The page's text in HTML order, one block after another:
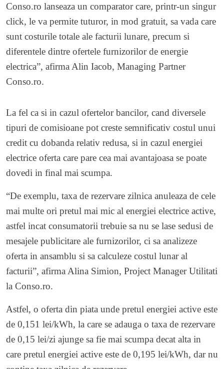
Conso.ro lanseaza un comparator care, printr-un singur
click, le va permite tuturor, in mod gratuit, sa vada care
sunt costurile totale ale facturii lunare, precum si
diferentele dintre ofertele furnizorilor de energie
electrica”, afirma Alin Iacob, Managing Partner
Conso.ro.
La fel ca si in cazul ofertelor bancilor, cand diversele
tipuri de comisioane pot creste semnificativ costul unui
credit cu dobanda relativ redusa, si in cazul energiei
electrice oferta care pare cea mai avantajoasa se poate
dovedi in final mai scumpa.
“De exemplu, taxa de rezervare zilnica anuleaza de cele
mai multe ori pretul mai mic al energiei electrice active,
astfel incat consumatorii trebuie sa nu se lase sedusi de
mesajele publicitare ale furnizorilor, ci sa analizeze
oferta in ansamblu si sa calculeze costul lunar al
facturii”, afirma Alina Simion, Project Manager Utilitati
la Conso.ro.
Astfel, o oferta din piata unde pretul energiei active este
de 0,151 lei/kWh, la care se adauga o taxa de rezervare
de 0,15 lei/zi ajunge sa fie mai scumpa decat alta in
care pretul energiei active este de 0,195 lei/kWh, dar nu